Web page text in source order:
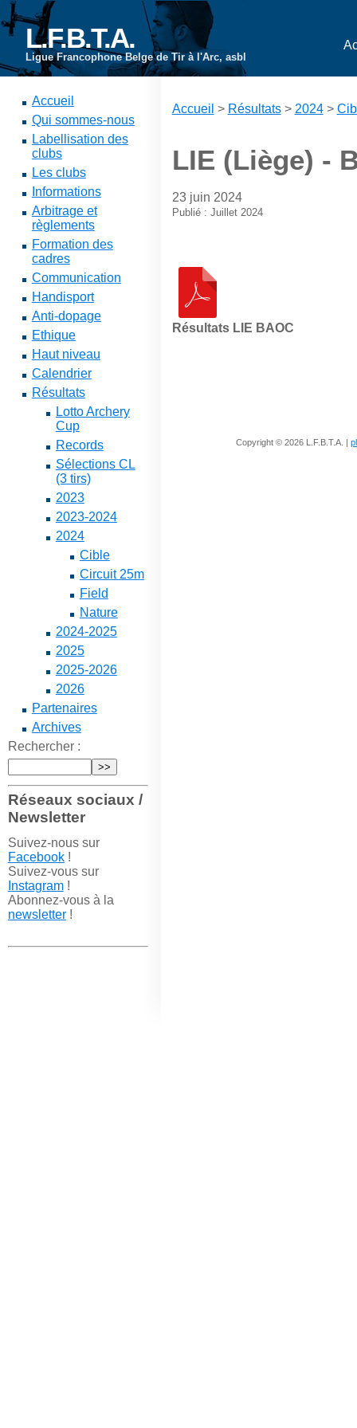
L.F.B.T.A.
Ligue Francophone Belge de Tir à l'Arc, asbl
Accueil
Qui sommes-nous
Labellisation des
clubs
Les clubs
Informations
Arbitrage et
règlements
Formation des
cadres
Communication
Handisport
Anti-dopage
Ethique
Haut niveau
Calendrier
Résultats
Lotto Archery
Cup
Records
Sélections CL
(3 tirs)
2023
2023-2024
2024
Cible
Circuit 25m
Field
Nature
2024-2025
2025
2025-2026
2026
Partenaires
Archives
Rechercher :
Réseaux sociaux /
Newsletter
Suivez-nous sur
Facebook!
Suivez-vous sur
Instagram!
Abonnez-vous à la
newsletter!
Accueil > Résultats> 2024>
LIE (Liège) -
23 juin 2024
Publié : Juillet 2024
Résultats LIE BAOC
Copyright © 2026 L.F.B.T.A. |